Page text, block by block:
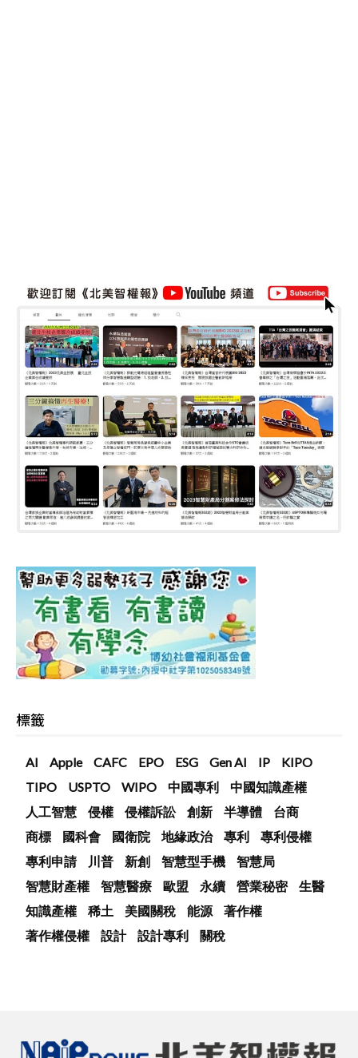
標籤
AI Apple CAFC EPO ESG Gen AI IP
KIPO
TIPO
USPTO WIPO 中國專利
中國知識產權
人工智慧
侵權 侵權訴訟 創新 半導體
台商
商標
國科會 國衛院 地緣政治 專利
專利侵權
專利申請
川普 新創 智慧型手機
智慧局
智慧財產權
智慧醫療 歐盟 永續 營業秘密
生醫
知識產權
稀土 美國關稅 能源
著作權
著作權侵權
設計 設計專利 關稅